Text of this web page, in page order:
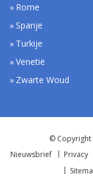
Rome
Spanje
Turkije
Venetië
Zwarte Woud
© Copyright
Nieuwsbrief
Privacy